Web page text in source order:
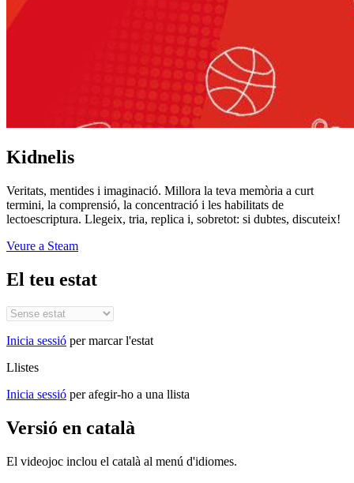
Kidnelis
Veritats, mentides i imaginació. Millora la teva memòria a curt
termini, la comprensió, la concentració i les habilitats de
lectoescriptura. Llegeix, tria, replica i, sobretot: si dubtes, discuteix!
Veure a Steam
El teu estat
Inicia sessió per marcar l'estat
Llistes
Inicia sessió per afegir-ho a una llista
Versió en català
El videojoc inclou el català al menú d'idiomes.